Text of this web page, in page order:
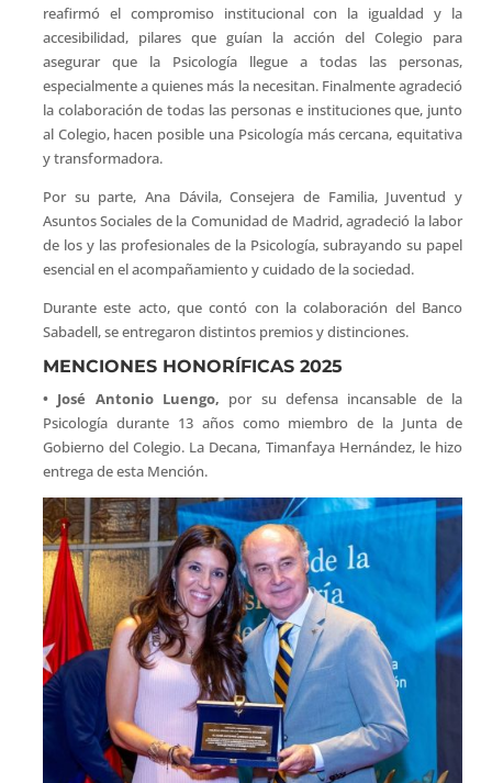
reafirmó el compromiso institucional con la igualdad y la
accesibilidad, pilares que guían la acción del Colegio para
asegurar que la Psicología llegue a todas las personas,
especialmente a quienes más la necesitan. Finalmente agradeció
la colaboración de todas las personas e instituciones que, junto
al Colegio, hacen posible una Psicología más cercana, equitativa
y transformadora.
Por su parte, Ana Dávila, Consejera de Familia, Juventud y
Asuntos Sociales de la Comunidad de Madrid, agradeció la labor
de los y las profesionales de la Psicología, subrayando su papel
esencial en el acompañamiento y cuidado de la sociedad.
Durante este acto, que contó con la colaboración del Banco
Sabadell, se entregaron distintos premios y distinciones.
MENCIONES HONORÍFICAS 2025
• José Antonio Luengo, por su defensa incansable de la
Psicología durante 13 años como miembro de la Junta de
Gobierno del Colegio. La Decana, Timanfaya Hernández, le hizo
entrega de esta Mención.